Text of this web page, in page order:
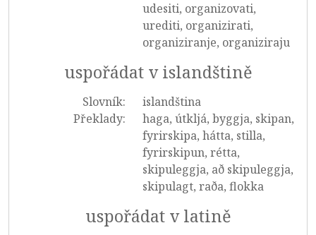
udesiti, organizovati,
urediti, organizirati,
organiziranje, organiziraju
uspořádat v islandštině
Slovník:
islandština
Překlady:
haga, útkljá, byggja, skipan,
fyrirskipa, hátta, stilla,
fyrirskipun, rétta,
skipuleggja, að skipuleggja,
skipulagt, raða, flokka
uspořádat v latině